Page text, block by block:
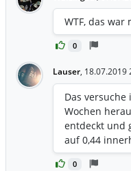
0
WTF, das war
Lauser, 18.07.2019
0
Das
Wochen
entdeckt und
auf 0,44